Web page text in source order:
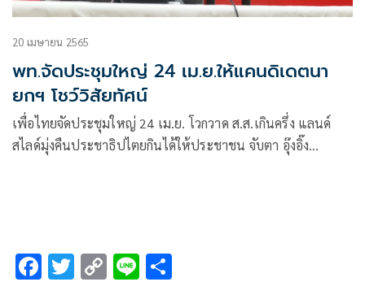
20 เมษายน 2565
พท.จัดประชุมใหญ่ 24 เม.ย.ให้แคนดิเดตนา
ยกฯ โชว์วิสัยทัศน์
เพื่อไทยจัดประชุมใหญ่ 24 เม.ย. โวกวาด ส.ส.เกินครึ่ง แลนด์
สไลด์มุ่งคืนประชาธิปไตยกินได้ให้ประชาชน จับตา อุ๊งอิ๊ง
F T C Li